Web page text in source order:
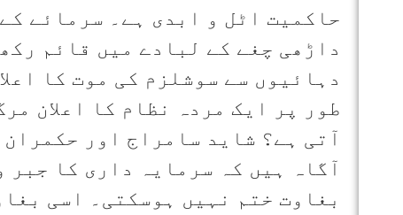
حاکمیت اٹل و ابدی ہے۔ سرمائے
داڑھی چغے کے لبادے میں قائم
دہائیوں سے سوشلزم کی موت کا
طور پر ایک مردہ نظام کا اعلان
آتی ہے؟ شاید سامراج اور
آگاہ ہیں کہ سرمایہ داری کا جبر
بغاوت ختم نہیں ہوسکتی۔ اسی